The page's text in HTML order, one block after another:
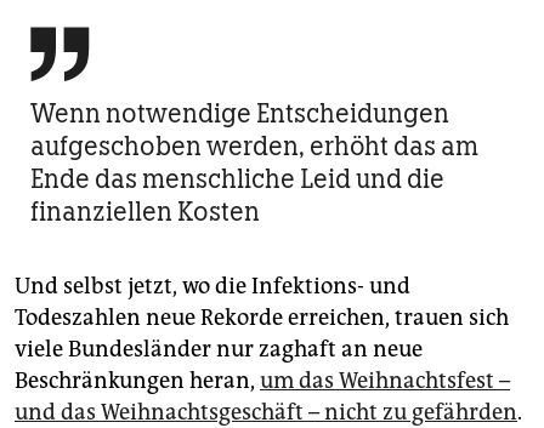

Wenn notwendige Entscheidungen
aufgeschoben werden, erhöht das am
Ende das menschliche Leid und die
finanziellen Kosten
Und selbst jetzt, wo die Infektions- und
Todeszahlen neue Rekorde erreichen, trauen sich
viele Bundesländer nur zaghaft an neue
Beschränkungen heran, um das Weihnachtsfest –
und das Weihnachtsgeschäft – nicht zu gefährden.